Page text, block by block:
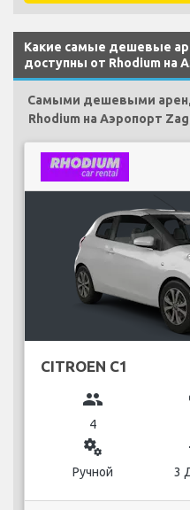
Какие самые дешевые
доступны от Rhodium на
Самыми дешевыми
Rhodium на Аэропорт
CITROEN C1
group
4
miscellaneous_services
Ручной 3